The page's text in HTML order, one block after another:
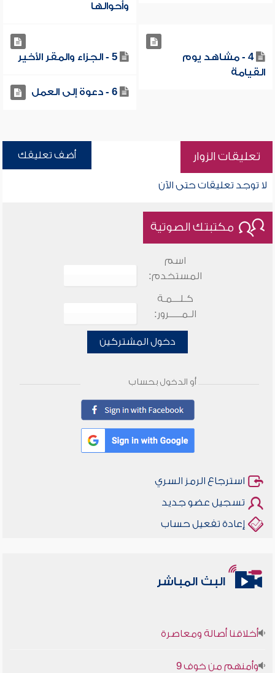
وأحوالها
4 - مشاهد يوم
القيامة
5 - الجزاء والمقر الأخير
6 - دعوة إلى العمل
تعليقات الزوار أضف تعليقك
لا توجد تعليقات حتى الآن
مكتبتك الصوتية
اسم
المستخدم:
كـلـــمـة
الـمـــــرور:
دخول المشتركين
أو الدخول بحساب
استرجاع الرمز السري
تسجيل عضو جديد
إعادة تفعيل حساب
البث المباشر
أخلاقنا أصالة ومعاصرة
وأمنهم من خوف 9